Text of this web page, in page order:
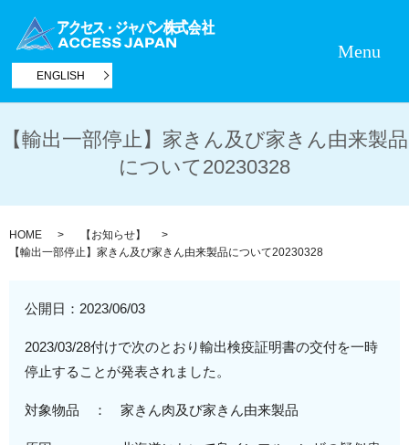
ENGLISH
Menu
【輸出一部停止】家きん及び家きん由来製品
について20230328
HOME
【お知らせ】
【輸出一部停止】家きん及び家きん由来製品について20230328
公開日： 2023/06/03
2023/03/28付けで次のとおり輸出検疫証明書の交付を一時
停止することが発表されました。
対象物品 ： 家きん肉及び家きん由来製品